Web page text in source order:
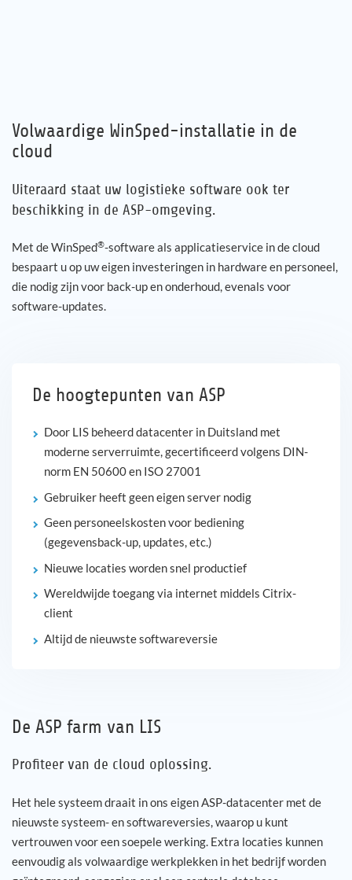
Volwaardige WinSped-installatie in de
cloud
Uiteraard staat uw logistieke software ook ter
beschikking in de ASP-omgeving.
Met de WinSped®-software als applicatieservice in de cloud
bespaart u op uw eigen investeringen in hardware en personeel,
die nodig zijn voor back-up en onderhoud, evenals voor
software-updates.
De hoogtepunten van ASP
Door LIS beheerd datacenter in Duitsland met
moderne serverruimte, gecertificeerd volgens DIN-
norm EN 50600 en ISO 27001
Gebruiker heeft geen eigen server nodig
Geen personeelskosten voor bediening
(gegevensback-up, updates, etc.)
Nieuwe locaties worden snel productief
Wereldwijde toegang via internet middels Citrix-
client
Altijd de nieuwste softwareversie
De ASP farm van LIS
Profiteer van de cloud oplossing.
Het hele systeem draait in ons eigen ASP-datacenter met de
nieuwste systeem- en softwareversies, waarop u kunt
vertrouwen voor een soepele werking. Extra locaties kunnen
eenvoudig als volwaardige werkplekken in het bedrijf worden